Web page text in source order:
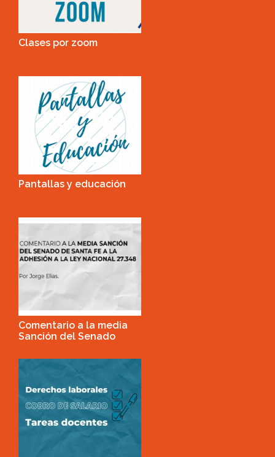
Clases por zoom
Pantallas y educación
Comentario a la media
Sanción del Senado